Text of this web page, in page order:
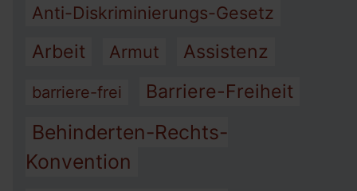
Anti-Diskriminierungs-Gesetz
Arbeit Armut Assistenz
barriere-frei Barriere-Freiheit
Behinderten-Rechts-
Konvention